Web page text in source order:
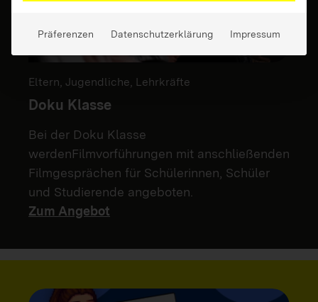
Eltern, Jugendliche, Lehrkräfte
Doku Klasse
Bei der Doku Klasse
werdenFilmvorführungen mit anschließenden
Filmgesprächen für Schülerinnen, Schüler
und Studierende angeboten.
Zum Angebot
Präferenzen Datenschutzerklärung Impressum